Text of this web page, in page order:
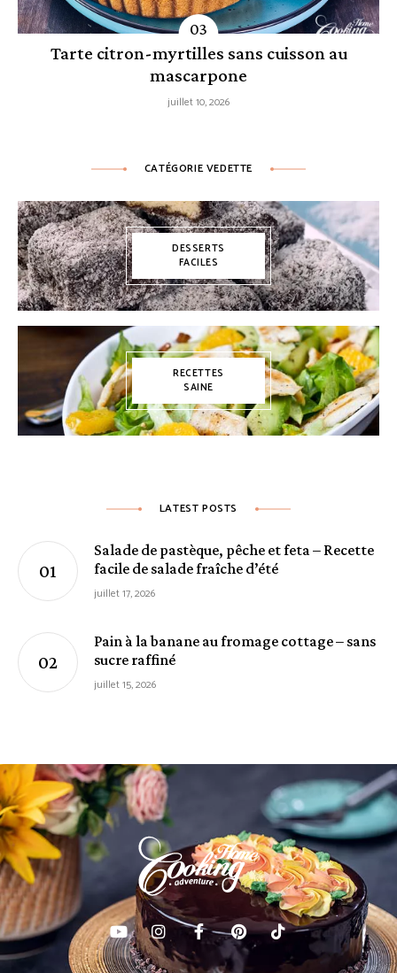
Tarte citron-myrtilles sans cuisson au
mascarpone
juillet 10, 2026
CATÉGORIE VEDETTE
DESSERTS
FACILES
RECETTES
SAINE
LATEST POSTS
Salade de pastèque, pêche et feta – Recette
facile de salade fraîche d’été
juillet 17, 2026
Pain à la banane au fromage cottage – sans
sucre raffiné
juillet 15, 2026